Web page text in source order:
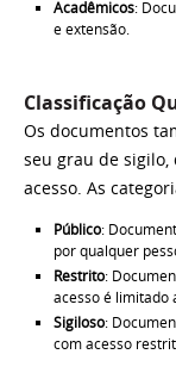
Acadêmicos:
e extensão.
Classificação
Os documentos
seu grau de
acesso. As
Público:
por qualquer
Restrito:
acesso é limitado
Sigiloso:
com acesso